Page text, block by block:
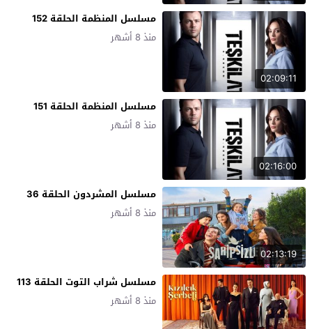
02:09:11
مسلسل المنظمة الحلقة 152
منذ 8 أشهر
02:16:00
مسلسل المنظمة الحلقة 151
منذ 8 أشهر
02:13:19
مسلسل المشردون الحلقة 36
منذ 8 أشهر
مسلسل شراب التوت الحلقة 113
منذ 8 أشهر